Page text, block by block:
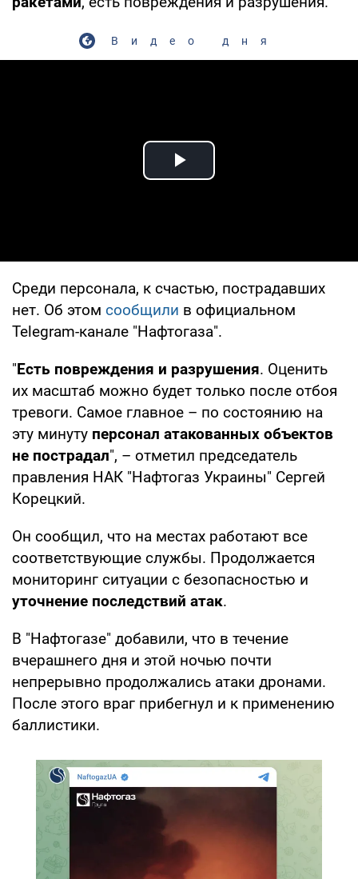
Видео дня
Play Video
Среди персонала, к счастью, пострадавших
нет. Об этом сообщили в официальном
Telegram-канале "Нафтогаза".
"Есть повреждения и разрушения. Оценить
их масштаб можно будет только после отбоя
тревоги. Самое главное – по состоянию на
эту минуту персонал атакованных объектов
не пострадал", – отметил председатель
правления НАК "Нафтогаз Украины" Сергей
Корецкий.
Он сообщил, что на местах работают все
соответствующие службы. Продолжается
мониторинг ситуации с безопасностью и
уточнение последствий атак.
В "Нафтогазе" добавили, что в течение
вчерашнего дня и этой ночью почти
непрерывно продолжались атаки дронами.
После этого враг прибегнул и к применению
баллистики.